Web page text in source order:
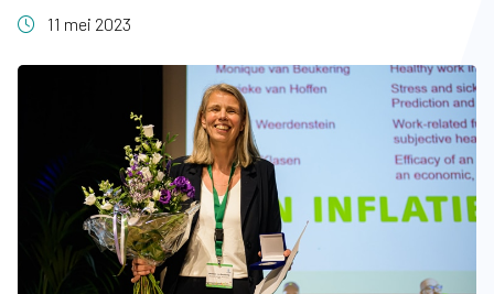
11 mei 2023